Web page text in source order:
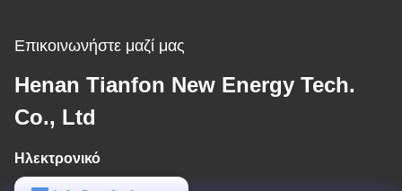
Επικοινωνήστε μαζί μας
Henan Tianfon New Energy Tech.
Co., Ltd
Ηλεκτρονικό